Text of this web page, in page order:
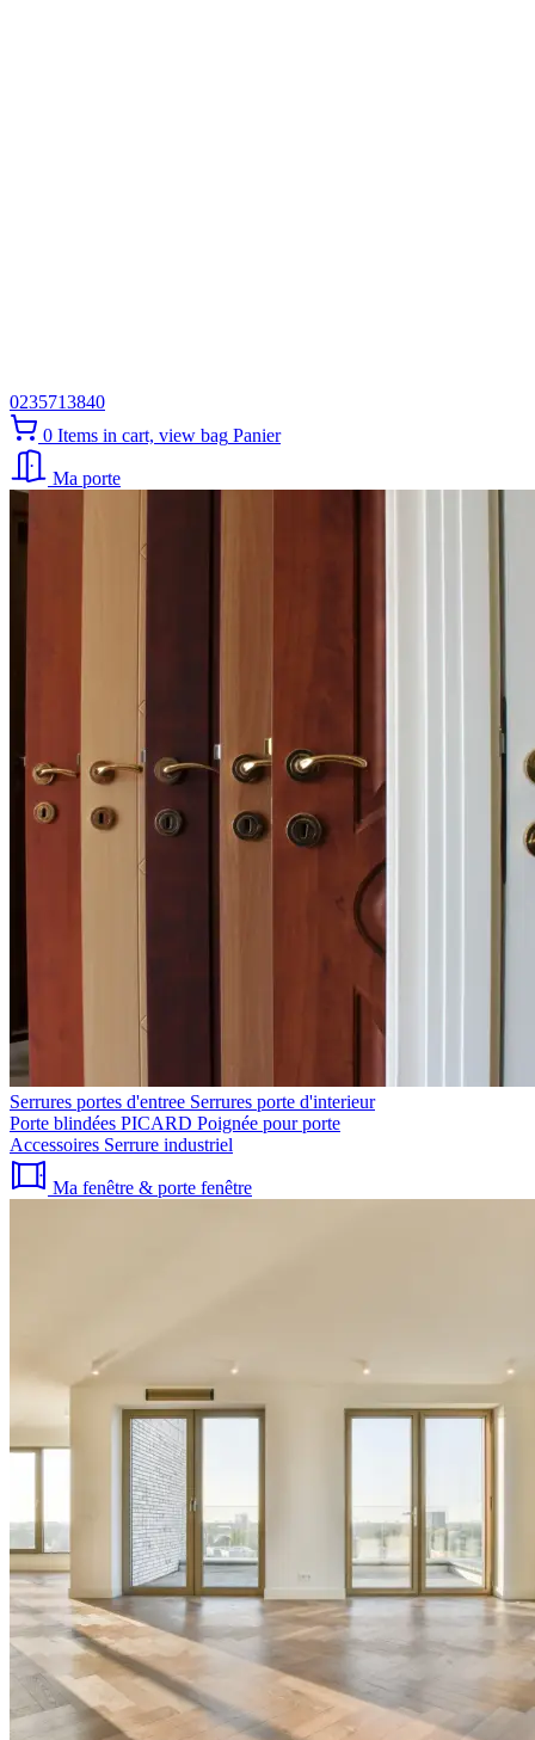
0235713840
0 Items in cart, view bag Panier
Ma porte
Serrures portes d'entree Serrures porte d'interieur
Porte blindées PICARD Poignée pour porte
Accessoires Serrure industriel
Ma fenêtre & porte fenêtre